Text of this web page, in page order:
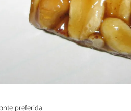
preferida